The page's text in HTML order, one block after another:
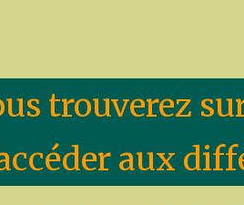
trouverez
aux